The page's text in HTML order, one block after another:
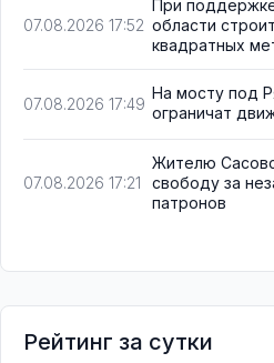
07.08.2026 17:52
При
области
квадратных
07.08.2026 17:49
На мосту под
ограничат
07.08.2026 17:21
Жителю
свободу за
патронов
Рейтинг за сутки